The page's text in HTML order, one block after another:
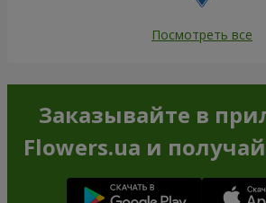
Посмотреть все
Заказывайте в
Flowers.ua и